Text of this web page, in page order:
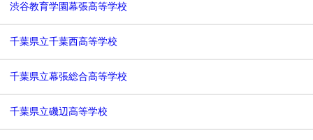
ちばとぴ
渋谷教育学園幕張高等学校
千葉県立千葉西高等学校
千葉県立幕張総合高等学校
千葉県立磯辺高等学校